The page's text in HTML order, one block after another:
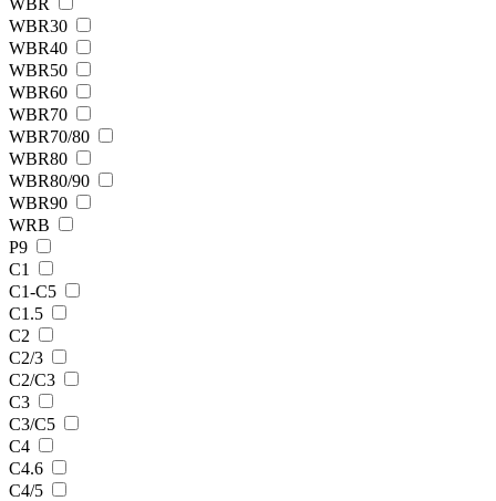
WBR30
WBR40
WBR50
WBR60
WBR70
WBR70/80
WBR80
WBR80/90
WBR90
WRB
Р9
С1
С1-С5
С1.5
С2
С2/3
С2/С3
С3
С3/C5
С4
С4.6
С4/5